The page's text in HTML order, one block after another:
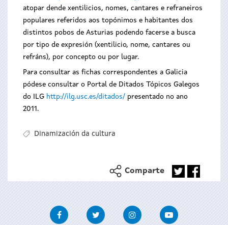
atopar dende xentilicios, nomes, cantares e refraneiros
populares referidos aos topónimos e habitantes dos
distintos pobos de Asturias podendo facerse a busca
por tipo de expresión (xentilicio, nome, cantares ou
refráns), por concepto ou por lugar.
Para consultar as fichas correspondentes a Galicia
pódese consultar o Portal de Ditados Tópicos Galegos
do ILG http://ilg.usc.es/ditados/ presentado no ano
2011.
Dinamización da cultura
Comparte
FacebookTwitter InstagramYoutube